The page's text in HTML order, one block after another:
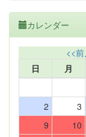
カレンダー
<<前
日
月
2
3
9
10